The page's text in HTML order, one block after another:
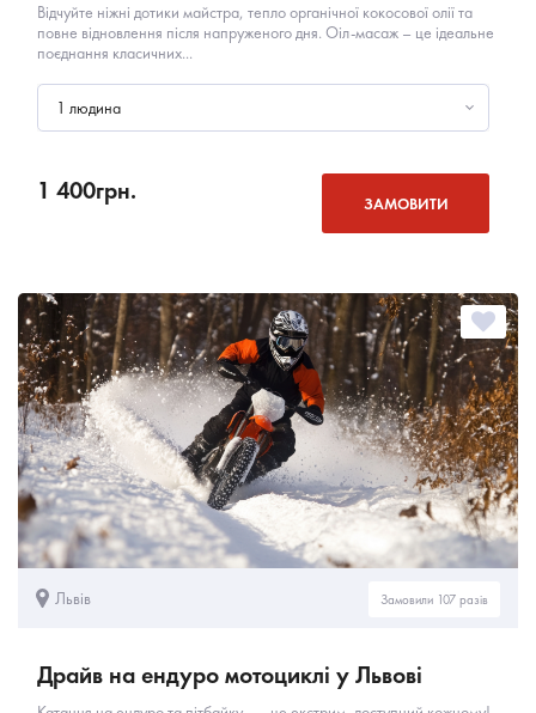
Відчуйте ніжні дотики майстра, тепло органічної кокосової олії та
повне відновлення після напруженого дня. Оіл-масаж – це ідеальне
поєднання класичних...
1 людина
1 400грн. ЗАМОВИТИ
Львів Замовили 107 разів
Драйв на ендуро мотоциклі у Львові